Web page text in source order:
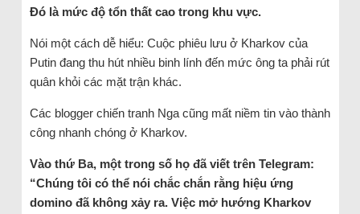
Đó là mức độ tổn thất cao trong khu vực.
Nói một cách dễ hiểu: Cuộc phiêu lưu ở Kharkov của
Putin đang thu hút nhiều binh lính đến mức ông ta phải rút
quân khỏi các mặt trận khác.
Các blogger chiến tranh Nga cũng mất niềm tin vào thành
công nhanh chóng ở Kharkov.
Vào thứ Ba, một trong số họ đã viết trên Telegram:
“Chúng tôi có thể nói chắc chắn rằng hiệu ứng
domino đã không xảy ra. Việc mở hướng Kharkov